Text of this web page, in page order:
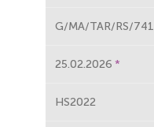
G/MA/TAR/RS/741
25.02.2026
HS2022